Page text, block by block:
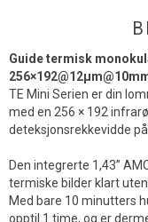
Guide termisk
TE Mini Serien er din
med en 256 × 192
deteksjonsrekkevidde
Den integrerte 1,43”
termiske bilder klart
Med bare 10 minutters
opptil 1 time, og er